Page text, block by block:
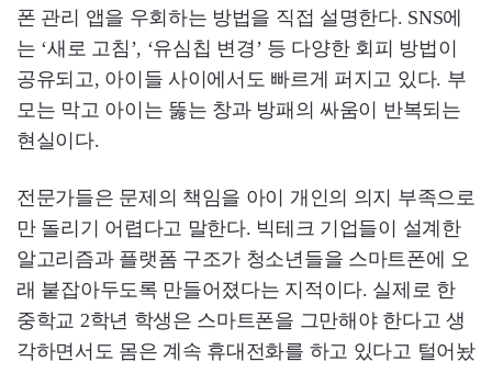
폰 관리 앱을 우회하는 방법을 직접 설명한다. SNS에
는 ‘새로 고침’, ‘유심칩 변경’ 등 다양한 회피 방법이
공유되고, 아이들 사이에서도 빠르게 퍼지고 있다. 부
모는 막고 아이는 뚫는 창과 방패의 싸움이 반복되는
현실이다.
전문가들은 문제의 책임을 아이 개인의 의지 부족으로
만 돌리기 어렵다고 말한다. 빅테크 기업들이 설계한
알고리즘과 플랫폼 구조가 청소년들을 스마트폰에 오
래 붙잡아두도록 만들어졌다는 지적이다. 실제로 한
중학교 2학년 학생은 스마트폰을 그만해야 한다고 생
각하면서도 몸은 계속 휴대전화를 하고 있다고 털어놨